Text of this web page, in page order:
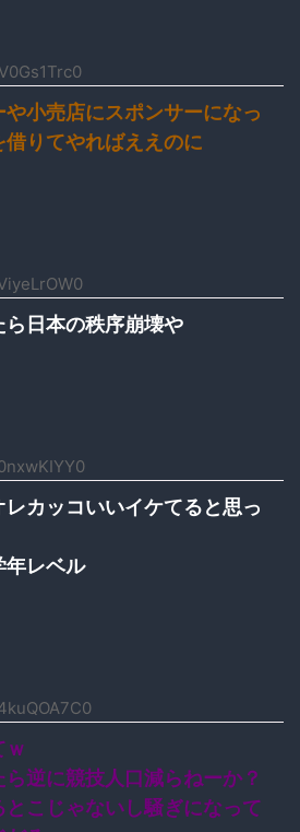
小売店にスポンサーになっ
りてやればええのに
ら日本の秩序崩壊や
カッコいいイケてると思っ
年レベル
ｗ
逆に競技人口減らねーか？
こじゃないし騒ぎになって